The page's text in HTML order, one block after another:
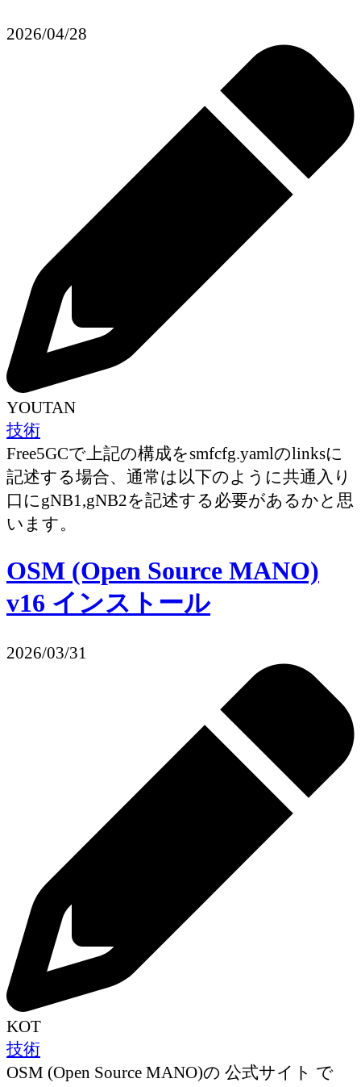
2026/04/28
YOUTAN
技術
Free5GCで上記の構成をsmfcfg.yamlのlinksに
記述する場合、通常は以下のように共通入り
口にgNB1,gNB2を記述する必要があるかと思
います。
OSM (Open Source MANO)
v16 インストール
2026/03/31
KOT
技術
OSM (Open Source MANO)の 公式サイト で